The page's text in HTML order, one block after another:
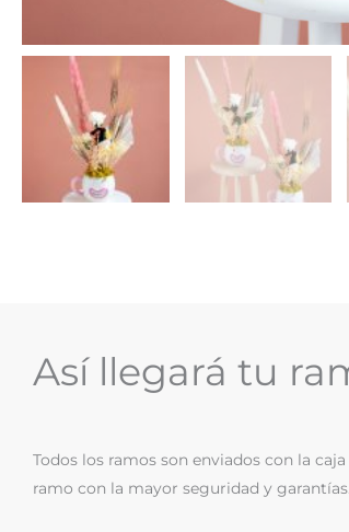
Así llegará tu
Todos los ramos son enviados con la
ramo con la mayor seguridad y garantías.